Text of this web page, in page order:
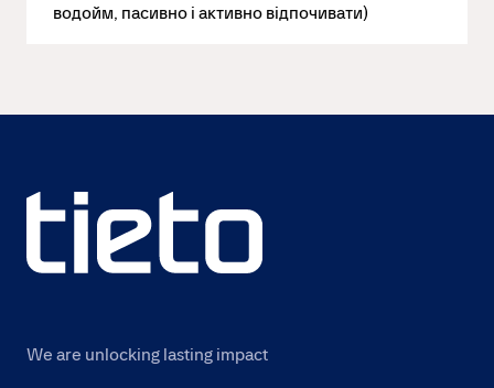
водойм, пасивно і активно відпочивати)
We are unlocking lasting impact